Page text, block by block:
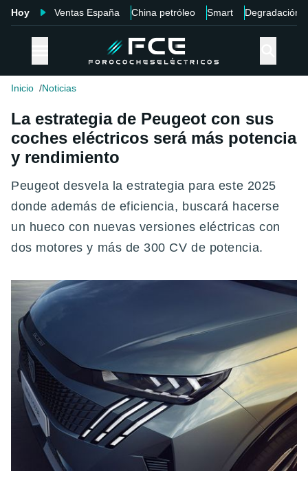
Hoy Ventas España China petróleo Smart Degradación
Inicio Noticias
La estrategia de Peugeot con sus
coches eléctricos será más potencia
y rendimiento
Peugeot desvela la estrategia para este 2025
donde además de eficiencia, buscará hacerse
un hueco con nuevas versiones eléctricas con
dos motores y más de 300 CV de potencia.